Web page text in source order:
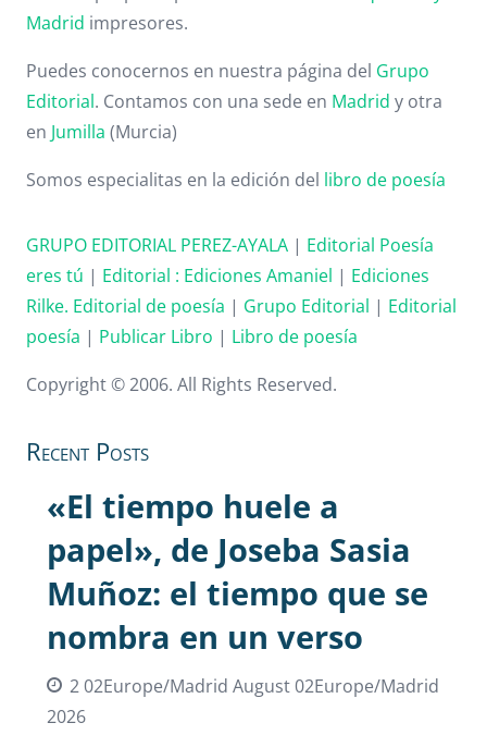
Madrid impresores.
Puedes conocernos en nuestra página del Grupo
Editorial. Contamos con una sede en Madrid y otra
en Jumilla (Murcia)
Somos especialitas en la edición del libro de poesía
GRUPO EDITORIAL PEREZ-AYALA | Editorial Poesía
eres tú | Editorial : Ediciones Amaniel | Ediciones
Rilke. Editorial de poesía | Grupo Editorial | Editorial
poesía | Publicar Libro | Libro de poesía
Copyright © 2006. All Rights Reserved.
Recent Posts
«El tiempo huele a
papel», de Joseba Sasia
Muñoz: el tiempo que se
nombra en un verso
2 02Europe/Madrid August 02Europe/Madrid
2026